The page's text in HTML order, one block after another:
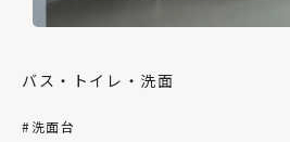
バス・トイレ・洗面
#洗面台